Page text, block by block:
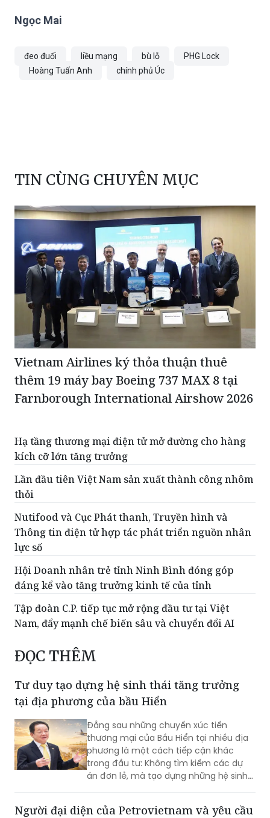
đeo đuổi
Vietnam Airlines ký thỏa thuận thuê
thêm 19 máy bay Boeing 737 MAX 8 tại
Farnborough International Airshow 2026
Hạ tầng thương mại điện tử mở đường cho hàng
Lần đầu tiên Việt Nam sản xuất thành công nhôm
thỏi
Nutifood và Cục Phát thanh, Truyền hình và
Thông tin điện tử hợp tác phát triển nguồn nhân
lực số
Hội Doanh nhân trẻ tỉnh Ninh Bình đóng góp
đáng kể vào tăng trưởng kinh tế của tỉnh
Tập đoàn C.P. tiếp tục mở rộng đầu tư tại Việt
Nam, đẩy mạnh chế biến sâu và chuyển đổi AI
ĐỌC THÊM
Tư duy tạo dựng hệ sinh thái tăng trưởng
Đằng sau những chuyến xúc tiến
thương mại của Bầu Hiển tại nhiều địa
phương là một cách tiếp cận khác
trong đầu tư: Không tìm kiếm các dự
án đơn lẻ, mà tạo dựng những hệ sinh
thái phát triển phù hợp với lợi thế riêng
của từng vùng đất.
Người đại diện của Petrovietnam và yêu cầu